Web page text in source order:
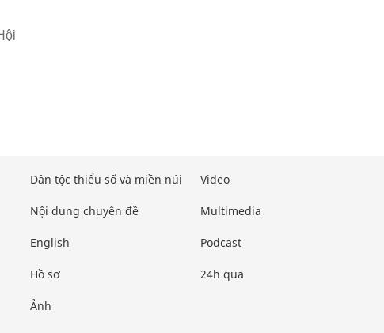
Dân tộc thiểu số và miền núi
Nội dung chuyên đề
English
Hồ sơ
Ảnh
Video
Multimedia
Podcast
24h qua